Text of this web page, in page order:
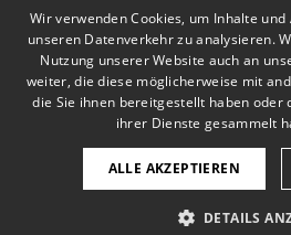
Wir verwenden Cookies, um Inhalte
unseren Datenverkehr zu analysieren.
Nutzung unserer Website auch an
weiter, die diese möglicherweise mit
die Sie ihnen bereitgestellt haben oder
ihrer Dienste gesammelt
ALLE AKZEPTIEREN
DETAILS